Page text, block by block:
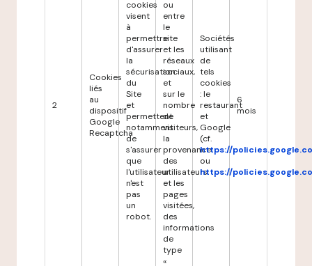
2
Cookies
liés
au
dispositif
Google
Recaptcha
cookies
visent
à
permettre
d'assurer
la
sécurisation
du
Site
et
permettent
notamment
de
s'assurer
que
l'utilisateur
n'est
pas
un
robot.
ou
entre
le
site
et les
réseaux
sociaux,
et
sur le
nombre
de
visiteurs,
la
provenance
des
utilisateurs
et les
pages
visitées,
des
informations
de
type
«
Sociétés
utilisant
de
tels
cookies
: le
restaurant
et
Google
(cf.
https://
ou
https://
6
mois